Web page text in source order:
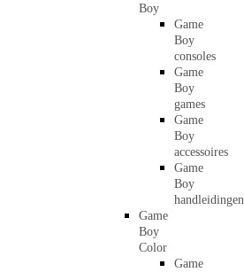
Boy
Game
Boy
consoles
Game
Boy
games
Game
Boy
accessoires
Game
Boy
handleidingen
Game
Boy
Color
Game